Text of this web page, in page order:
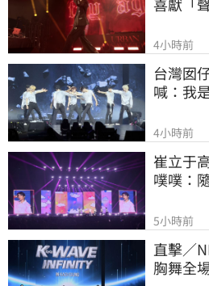
4小時前
台灣囡
喊：我
4小時前
崔立于
噗噗：
5小時前
直擊／
胸舞全